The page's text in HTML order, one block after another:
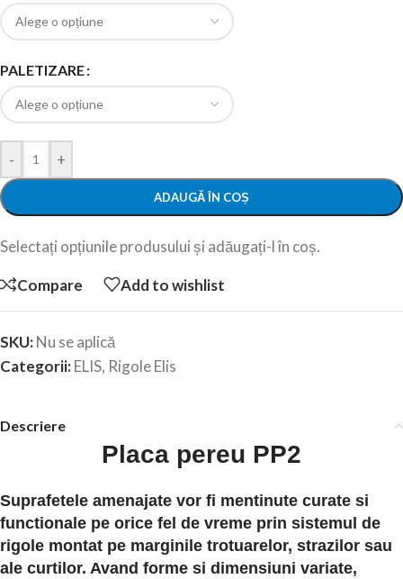
PALETIZARE
- +
ADAUGĂ ÎN COȘ
Selectați opțiunile produsului și adăugați-l în coș.
Compare Add to wishlist
SKU:Nu se aplică
Categorii:ELIS, Rigole Elis
Descriere
Placa pereu PP2
Suprafetele amenajate vor fi mentinute curate si
functionale pe orice fel de vreme prin sistemul de
rigole montat pe marginile trotuarelor, strazilor sau
ale curtilor. Avand forme si dimensiuni variate,